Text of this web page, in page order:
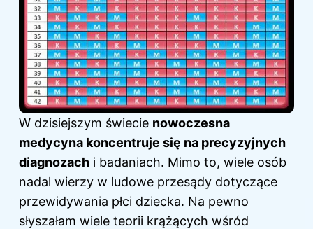
W dzisiejszym świecie nowoczesna
medycyna koncentruje się na precyzyjnych
diagnozach i badaniach. Mimo to, wiele osób
nadal wierzy w ludowe przesądy dotyczące
przewidywania płci dziecka. Na pewno
słyszałam wiele teorii krążących wśród